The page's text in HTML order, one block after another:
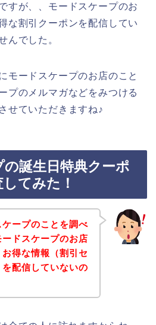
すが、、モードスケープのお
な割引クーポンを配信してい
んでした。
モードスケープのお店のこと
プのメルマガなどをみつける
せていただきますね♪
誕生日特典クーポ
てみた！
ープのことを調べ
ドスケープのお店
得な情報（割引セ
配信していないの